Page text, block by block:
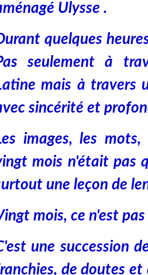
Ulysse .
quelques
seulement à
mais à travers
sincérité et
images, les
mois n'était pas
une leçon de
mois, ce n'est
une succession
de doutes